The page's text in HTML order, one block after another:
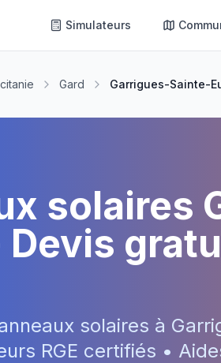
Simulateurs
Gard Garrigues-Sainte-
solaires
Devis
solaires à
RGE certifiés •